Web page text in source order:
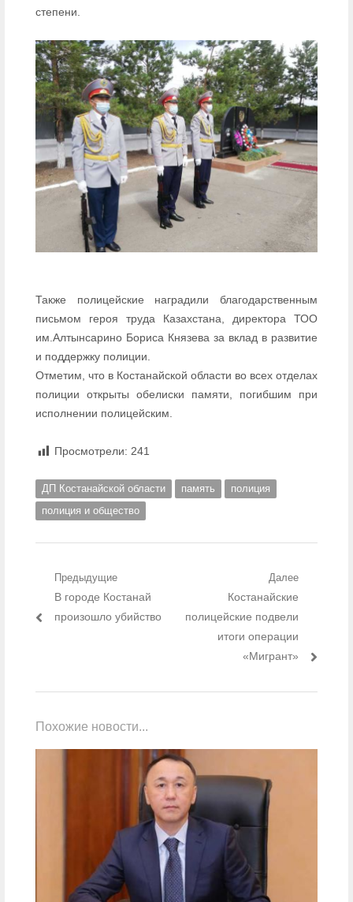
степени.
Также полицейские наградили благодарственным
письмом героя труда Казахстана, директора ТОО
им.Алтынсарино Бориса Князева за вклад в развитие
и поддержку полиции.
Отметим, что в Костанайской области во всех отделах
полиции открыты обелиски памяти, погибшим при
исполнении полицейским.
Просмотрели: 241
ДП Костанайской области память
полиция
полиция и общество
Навигация по записям
Предыдущие
Предыдущий пост:
В городе Костанай
произошло убийство
Далее
Следующий пост:
Костанайские
полицейские подвели
итоги операции
«Мигрант»
Похожие новости...